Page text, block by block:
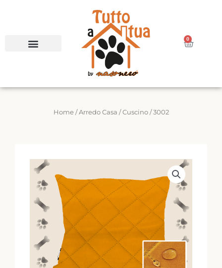
0
Carrello
Home/Arredo Casa /Cuscino/ 3002